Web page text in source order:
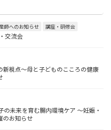
師へのお知らせ 講座・研修会
交流会
視点〜母と子どものこころの健康
未来を育む腸内環境ケア ～妊娠・
のお知らせ